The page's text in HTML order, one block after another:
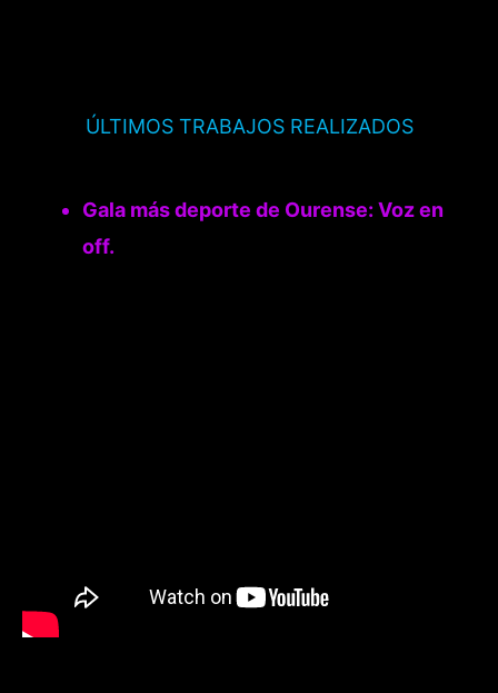
ÚLTIMOS TRABAJOS REALIZADOS
Gala más deporte de Ourense: Voz en
off.